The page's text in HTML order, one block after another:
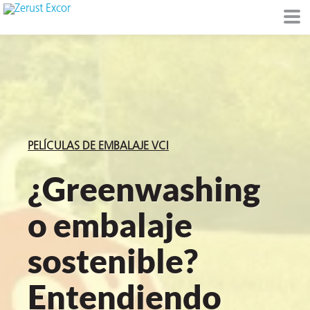
PELÍCULAS DE EMBALAJE VCI
¿Greenwashing
o embalaje
sostenible?
Entendiendo
Ambiente